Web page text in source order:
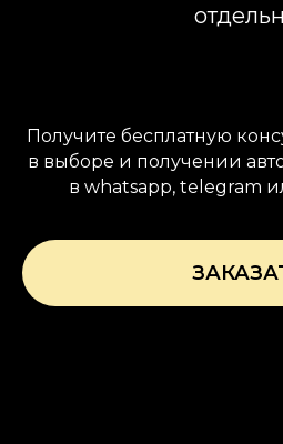
Получите бесплатную
в выборе и получении
в whatsapp, telegram